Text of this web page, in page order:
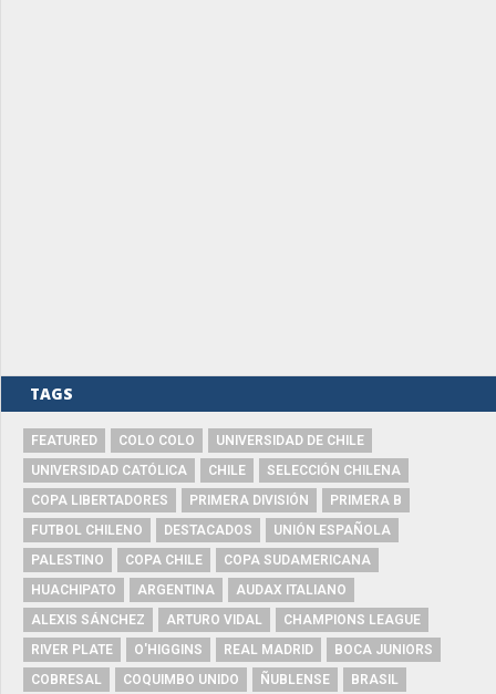
TAGS
FEATURED COLO COLO
UNIVERSIDAD DE CHILE
UNIVERSIDAD CATÓLICA
CHILE
SELECCIÓN CHILENA
COPA LIBERTADORES
PRIMERA DIVISIÓN
PRIMERA B
FUTBOL CHILENO
DESTACADOS
UNIÓN ESPAÑOLA
PALESTINO
COPA CHILE
COPA SUDAMERICANA
HUACHIPATO
ARGENTINA
AUDAX ITALIANO
ALEXIS SÁNCHEZ
ARTURO VIDAL
CHAMPIONS LEAGUE
RIVER PLATE
O'HIGGINS REAL MADRID
BOCA JUNIORS
COBRESAL
COQUIMBO UNIDO ÑUBLENSE
BRASIL